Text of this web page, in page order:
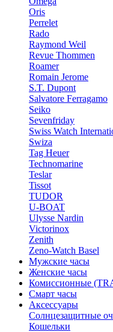
Oris
Perrelet
Rado
Raymond Weil
Revue Thommen
Roamer
Romain Jerome
S.T. Dupont
Salvatore Ferragamo
Seiko
Sevenfriday
Swiss Watch
Swiza
Tag Heuer
Technomarine
Teslar
Tissot
TUDOR
U-BOAT
Ulysse Nardin
Victorinox
Zenith
Zeno-Watch Basel
Мужские часы
Женские часы
Комиссионные
Смарт часы
Аксессуары
Солнцезащитные
Кошельки